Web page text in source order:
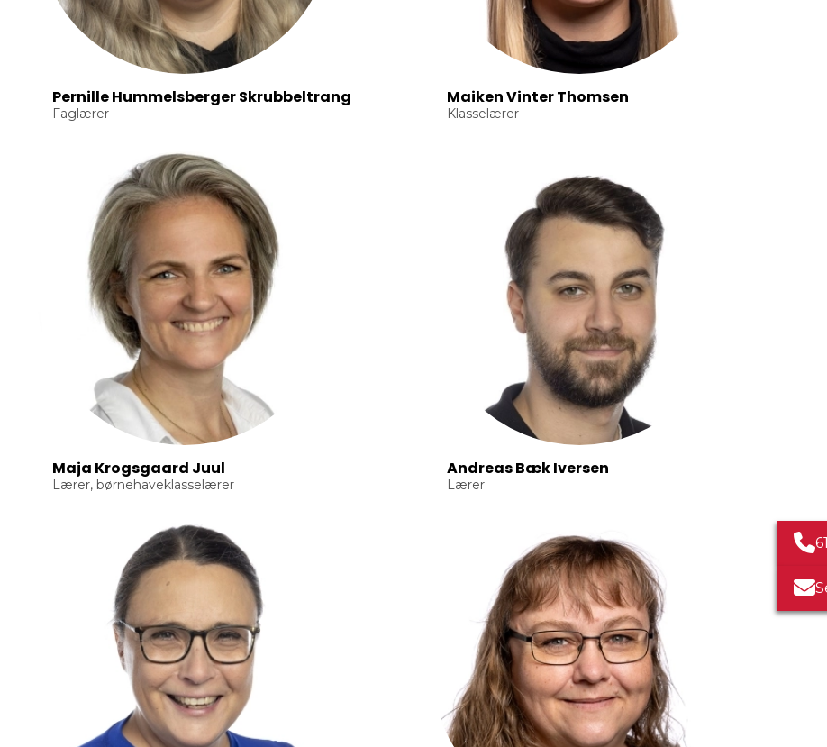
Pernille Hummelsberger Skrubbeltrang
Faglærer
Maiken Vinter Thomsen
Klasselærer
Maja Krogsgaard Juul
Lærer, børnehaveklasselærer
Andreas Bæk Iversen
Lærer